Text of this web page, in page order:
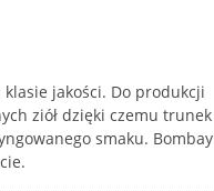
klasie jakości. Do produkcji
ziół dzięki czemu trunek
smaku. Bombay